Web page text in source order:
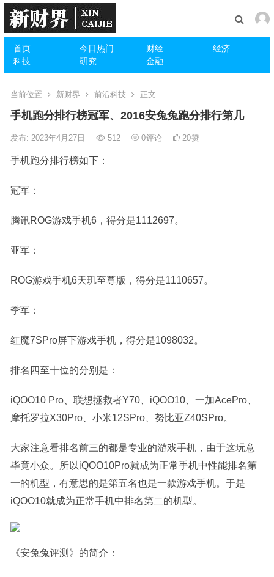
首页 今日热门 财经
经济
科技
研究 金融
当前位置 新财界 前沿科技 正文
手机跑分排行榜冠军、2016安兔兔跑分排行第几
发布: 2023年4月27日 512 0评论 20赞
手机跑分排行榜如下：
冠军：
腾讯ROG游戏手机6，得分是1112697。
亚军：
ROG游戏手机6天玑至尊版，得分是1110657。
季军：
红魔7SPro屏下游戏手机，得分是1098032。
排名四至十位的分别是：
iQOO10 Pro、联想拯救者Y70、iQOO10、一加AcePro、
摩托罗拉X30Pro、小米12SPro、努比亚Z40SPro。
大家注意看排名前三的都是专业的游戏手机，由于这玩意
毕竟小众。所以iQOO10Pro就成为正常手机中性能排名第
一的机型，有意思的是第五名也是一款游戏手机。于是
iQOO10就成为正常手机中排名第二的机型。
《安兔兔评测》的简介：